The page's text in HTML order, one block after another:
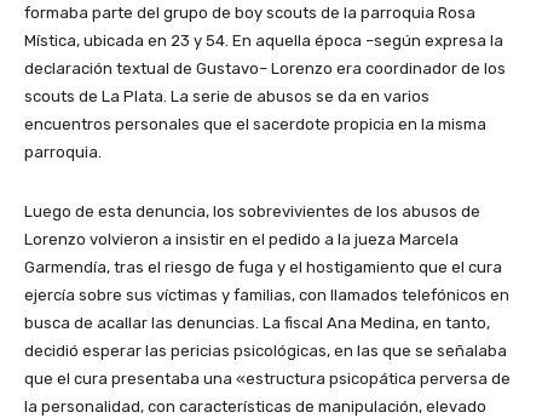
formaba parte del grupo de boy scouts de la parroquia Rosa
Mística, ubicada en 23 y 54. En aquella época –según expresa la
declaración textual de Gustavo– Lorenzo era coordinador de los
scouts de La Plata. La serie de abusos se da en varios
encuentros personales que el sacerdote propicia en la misma
parroquia.
Luego de esta denuncia, los sobrevivientes de los abusos de
Lorenzo volvieron a insistir en el pedido a la jueza Marcela
Garmendía, tras el riesgo de fuga y el hostigamiento que el cura
ejercía sobre sus víctimas y familias, con llamados telefónicos en
busca de acallar las denuncias. La fiscal Ana Medina, en tanto,
decidió esperar las pericias psicológicas, en las que se señalaba
que el cura presentaba una «estructura psicopática perversa de
la personalidad, con características de manipulación, elevado